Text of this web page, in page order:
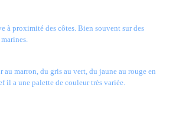
à proximité des côtes. Bien souvent sur des
marron, du gris au vert, du jaune au rouge en
il a une palette de couleur très variée.